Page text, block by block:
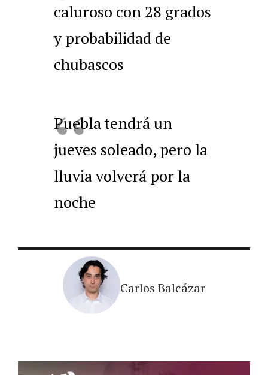
caluroso con 28 grados
y probabilidad de
chubascos
Puebla tendrá un
jueves soleado, pero la
lluvia volverá por la
noche
Carlos Balcázar